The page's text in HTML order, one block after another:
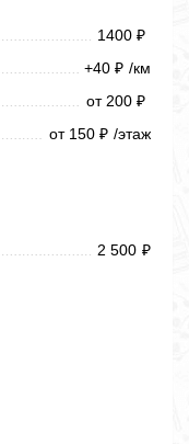
1400 ₽
+40 ₽ /км
от 200 ₽
от 150 ₽ /этаж
2 500 ₽